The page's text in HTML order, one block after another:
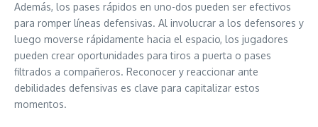
Además, los pases rápidos en uno-dos pueden ser efectivos
para romper líneas defensivas. Al involucrar a los defensores y
luego moverse rápidamente hacia el espacio, los jugadores
pueden crear oportunidades para tiros a puerta o pases
filtrados a compañeros. Reconocer y reaccionar ante
debilidades defensivas es clave para capitalizar estos
momentos.